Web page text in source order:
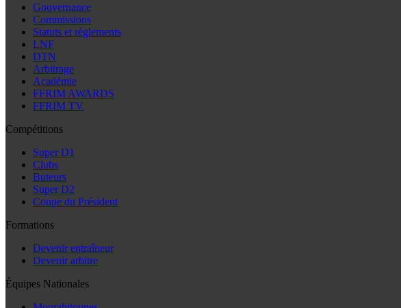
Gouvernance
Commissions
Statuts et règlements
LNF
DTN
Arbitrage
Académie
FFRIM AWARDS
FFRIM TV
Compétitions
Super D1
Clubs
Buteurs
Super D2
Coupe du Président
Formations
Devenir entraîneur
Devenir arbitre
Équipes Nationales